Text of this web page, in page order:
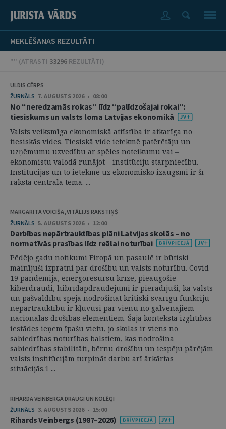
MEKLĒŠANAS REZULTĀTI
"" (ATRASTI 33296 REZULTĀTI)
ULDIS CĒRPS
ŽURNĀLS 7. AUGUSTS 2026 • 08:00
No “neredzamās rokas” līdz “palīdzošajai rokai”:
tiesiskums un valsts loma Latvijas ekonomikā
Valsts veiksmīga ekonomiskā attīstība ir atkarīga no
tiesiskās vides. Tiesiskā vide ietekmē patērētāju un
uzņēmumu uzvedību ar spēles noteikumu vai –
ekonomistu valodā runājot – institūciju starpniecību.
Institūcijas un to ietekme uz ekonomisko izaugsmi ir šī
raksta centrālā tēma. ...
MARGARITA VOICIŠA, VITĀLIJS RAKSTIŅŠ
ŽURNĀLS 5. AUGUSTS 2026 • 12:00
Darbības nepārtrauktības plāni Latvijas skolās – no
normatīvās prasības līdz reālai noturībai
Pēdējo gadu notikumi Eiropā un pasaulē ir būtiski
mainījuši izpratni par drošību un valsts noturību. Covid-
19 pandēmija, energoresursu krīze, pieaugošie
kiberdraudi, hibrīdapdraudējumi ir pierādījuši, ka valsts
un pašvaldību spēja nodrošināt kritiski svarīgu funkciju
nepārtrauktību ir kļuvusi par vienu no galvenajiem
nacionālās drošības elementiem. Šajā kontekstā izglītības
iestādes ieņem īpašu vietu, jo skolas ir viens no
sabiedrības noturības balstiem, kas nodrošina
sabiedrības stabilitāti, bērnu drošību un iespēju pārējām
valsts institūcijām turpināt darbu arī ārkārtas
situācijās.1 ...
RIHARDA VEINBERGA DRAUGI UN KOLĒĢI
ŽURNĀLS 3. AUGUSTS 2026 • 15:00
Rihards Veinbergs (1987–2026)